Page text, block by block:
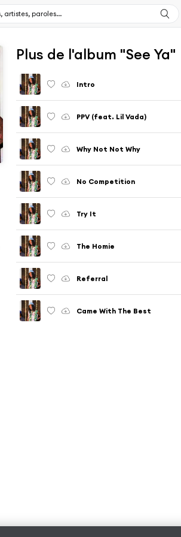
Plus de l'album "See Ya"
Intro
PPV (feat. Lil Vada)
Why Not Not Why
No Competition
Try It
The Homie
Referral
Came With The Best